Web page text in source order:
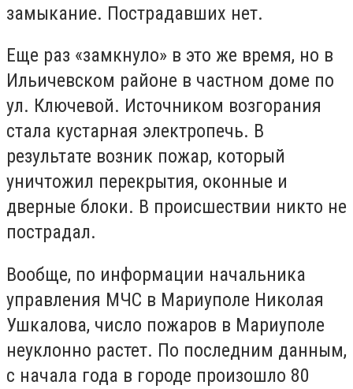
замыкание. Пострадавших нет.
Еще раз «замкнуло» в это же время, но в
Ильичевском районе в частном доме по
ул. Ключевой. Источником возгорания
стала кустарная электропечь. В
результате возник пожар, который
уничтожил перекрытия, оконные и
дверные блоки. В происшествии никто не
пострадал.
Вообще, по информации начальника
управления МЧС в Мариуполе Николая
Ушкалова, число пожаров в Мариуполе
неуклонно растет. По последним данным,
с начала года в городе произошло 80